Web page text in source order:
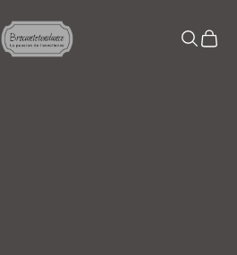
BROCANTETENDANCE
Panier